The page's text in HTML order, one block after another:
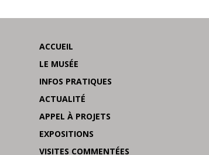
ACCUEIL
LE MUSÉE
INFOS PRATIQUES
ACTUALITÉ
APPEL À PROJETS
EXPOSITIONS
VISITES COMMENTÉES